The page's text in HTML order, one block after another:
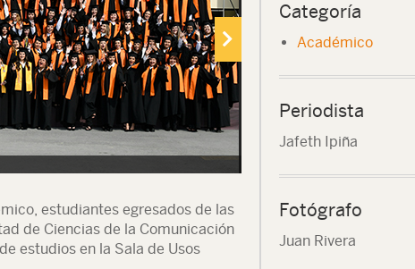
estudiantes egresados de las
de Ciencias de la Comunicación
estudios en la Sala de Usos
Categoría
Académico
Periodista
Jafeth Ipiña
Fotógrafo
Juan Rivera